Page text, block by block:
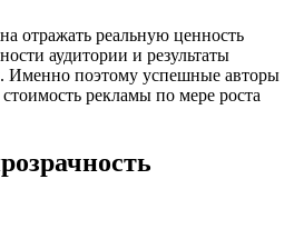
отражать реальную ценность
аудитории и результаты
Именно поэтому успешные авторы
рекламы по мере роста